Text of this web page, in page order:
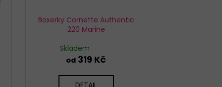
Boxerky Cornette Authentic
220 Marine
Skladem
od 319 Kč
DETAIL